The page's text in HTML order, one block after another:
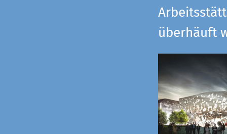
überhäuft